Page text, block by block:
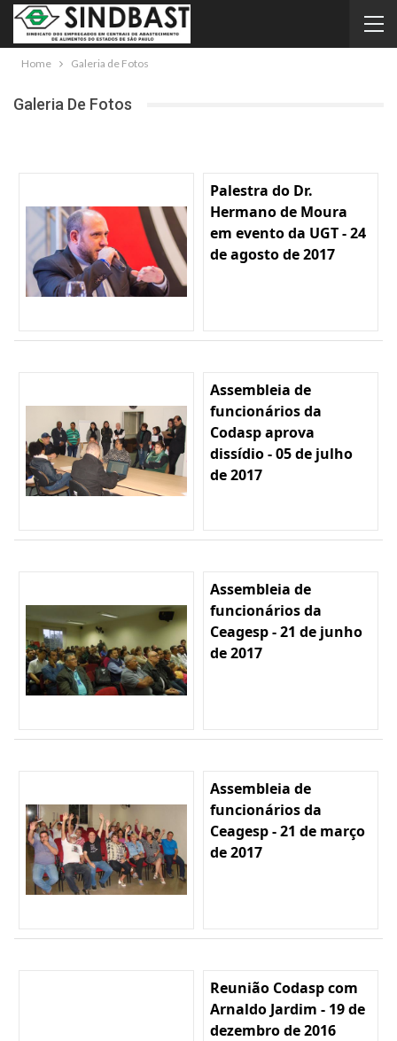
Home Galeria de Fotos
Galeria De Fotos
Palestra do Dr.
Hermano de Moura
em evento da UGT - 24
de agosto de 2017
Assembleia de
funcionários da
Codasp aprova
dissídio - 05 de julho
de 2017
Assembleia de
funcionários da
Ceagesp - 21 de junho
de 2017
Assembleia de
funcionários da
Ceagesp - 21 de março
de 2017
Reunião Codasp com
Arnaldo Jardim - 19 de
dezembro de 2016